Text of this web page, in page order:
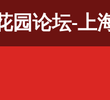
园论坛-上